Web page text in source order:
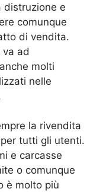
distruzione e
comunque
di vendita.
va ad
molti
nelle
la rivendita
tutti gli utenti.
e carcasse
o comunque
è molto più